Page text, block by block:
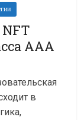
ААА
в